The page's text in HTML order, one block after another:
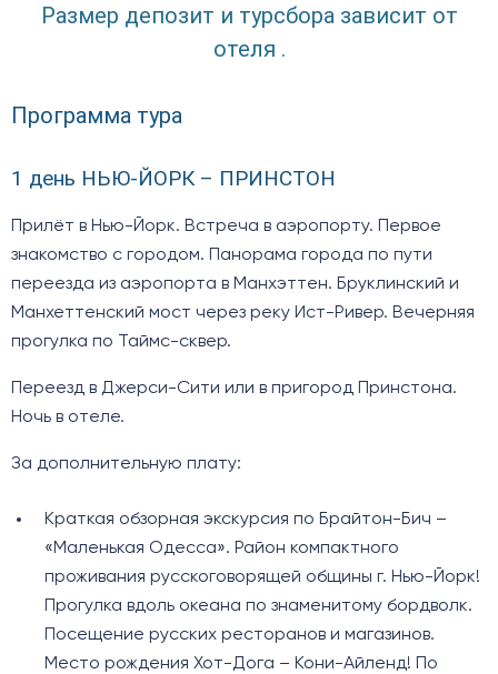
Размер депозит и турсбора зависит от
отеля .
Программа тура
1 день НЬЮ-ЙОРК – ПРИНСТОН
Прилёт в Нью-Йорк. Встреча в аэропорту. Первое
знакомство с городом. Панорама города по пути
переезда из аэропорта в Манхэттен. Бруклинский и
Манхеттенский мост через реку Ист-Ривер. Вечерняя
прогулка по Таймс-сквер.
Переезд в Джерси-Сити или в пригород Принстона.
Ночь в отеле.
За дополнительную плату:
Краткая обзорная экскурсия по Брайтон-Бич –
«Маленькая Одесса». Район компактного
проживания русскоговорящей общины г. Нью-Йорк!
Прогулка вдоль океана по знаменитому бордволк.
Посещение русских ресторанов и магазинов.
Место рождения Хот-Дога – Кони-Айленд! По